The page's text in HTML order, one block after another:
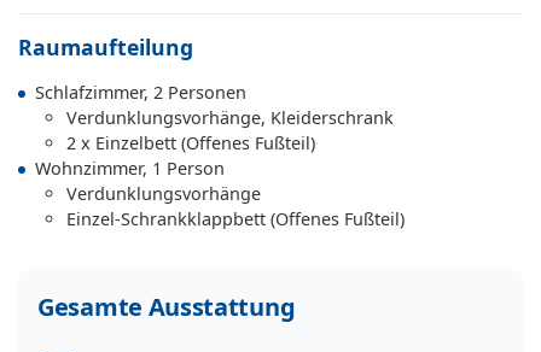
Raumaufteilung
Schlafzimmer, 2 Personen
Verdunklungsvorhänge, Kleiderschrank
2 x Einzelbett (Offenes Fußteil)
Wohnzimmer, 1 Person
Verdunklungsvorhänge
Einzel-Schrankklappbett (Offenes Fußteil)
Gesamte Ausstattung